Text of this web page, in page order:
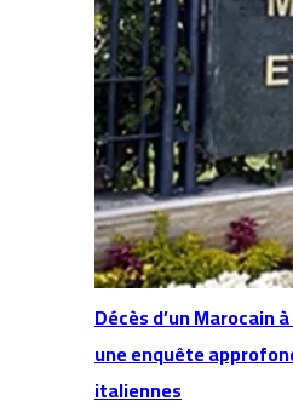
Décès d’un Marocain
une enquête
italiennes